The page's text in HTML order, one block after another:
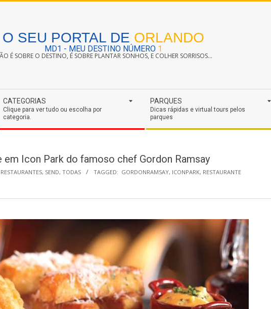
O SEU PORTAL DE ORLANDO
MD1 - MEU DESTINO NÚMERO 1
É SOBRE O DESTINO, É SOBRE PLANTAR SONHOS, E COLHER SORRISOS...
CATEGORIAS
Clique para ver tudo ou escolha por
categoria.
PARQUES
Dicas rápidas e virtual tours pelos
parques
em Icon Park do famoso chef Gordon Ramsay
RESTAURANTES, SEND, TODAS TAGGED: GORDONRAMSAY, ICONPARK, RESTAURANTE